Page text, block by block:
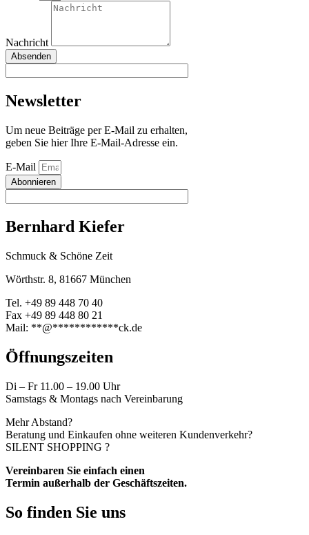
Nachricht
Absenden
Newsletter
Um neue Beiträge per E-Mail zu erhalten,
geben Sie hier Ihre E-Mail-Adresse ein.
E-Mail
Abonnieren
Bernhard Kiefer
Schmuck & Schöne Zeit
Wörthstr. 8, 81667 München
Tel. +49 89 448 70 40
Fax +49 89 448 80 21
Mail: **@************ck.de
Öffnungszeiten
Di – Fr 11.00 – 19.00 Uhr
Samstags & Montags nach Vereinbarung
Mehr Abstand?
Beratung und Einkaufen ohne weiteren Kundenverkehr?
SILENT SHOPPING ?
Vereinbaren Sie einfach einen
Termin außerhalb der Geschäftszeiten.
So finden Sie uns